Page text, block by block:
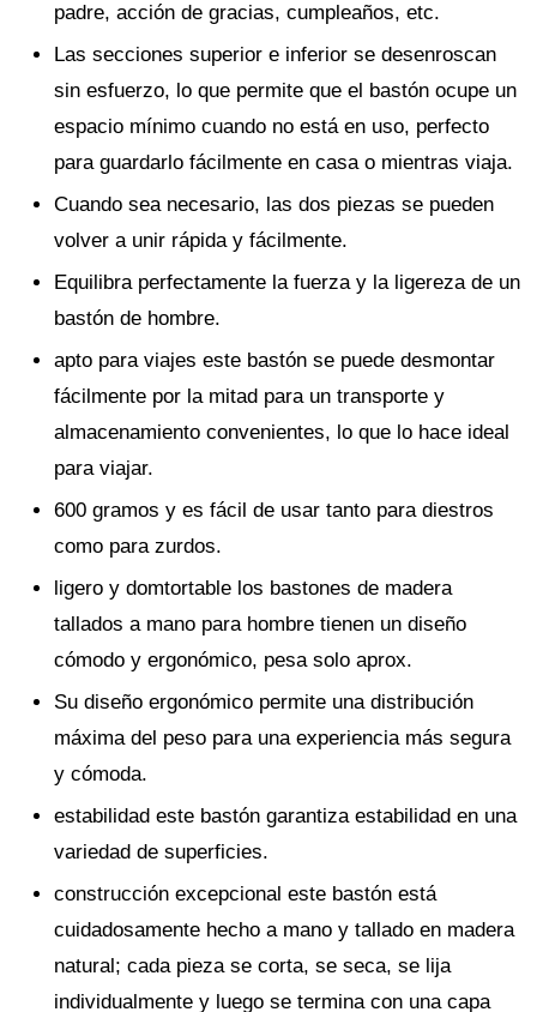
padre, acción de gracias, cumpleaños, etc.
Las secciones superior e inferior se desenroscan
sin esfuerzo, lo que permite que el bastón ocupe un
espacio mínimo cuando no está en uso, perfecto
para guardarlo fácilmente en casa o mientras viaja.
Cuando sea necesario, las dos piezas se pueden
volver a unir rápida y fácilmente.
Equilibra perfectamente la fuerza y la ligereza de un
bastón de hombre.
apto para viajes este bastón se puede desmontar
fácilmente por la mitad para un transporte y
almacenamiento convenientes, lo que lo hace ideal
para viajar.
600 gramos y es fácil de usar tanto para diestros
como para zurdos.
ligero y domtortable los bastones de madera
tallados a mano para hombre tienen un diseño
cómodo y ergonómico, pesa solo aprox.
Su diseño ergonómico permite una distribución
máxima del peso para una experiencia más segura
y cómoda.
estabilidad este bastón garantiza estabilidad en una
variedad de superficies.
construcción excepcional este bastón está
cuidadosamente hecho a mano y tallado en madera
natural; cada pieza se corta, se seca, se lija
individualmente y luego se termina con una capa